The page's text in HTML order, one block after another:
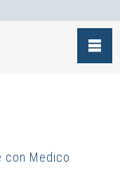
con Medico